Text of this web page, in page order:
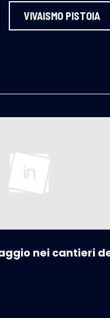
VIVAISMO PISTOIA
nei cantieri